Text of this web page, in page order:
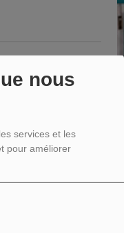
nous
services et les
pour améliorer